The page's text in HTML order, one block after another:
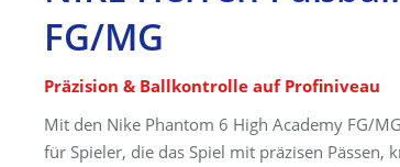
FG/MG
Präzision & Ballkontrolle auf Profiniveau
Mit den Nike Phantom 6 High Academy FG/
für Spieler, die das Spiel mit präzisen